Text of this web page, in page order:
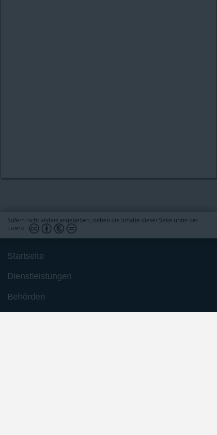
Sofern nicht anders angegeben, stehen die Inhalte dieser Seite unter der
Lizenz
Startseite
Dienstleistungen
Behörden